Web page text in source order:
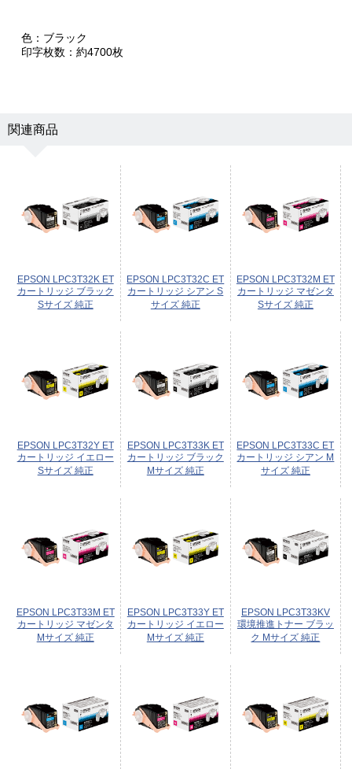
色：ブラック
印字枚数：約4700枚
関連商品
EPSON LPC3T32K ET
カートリッジ ブラック
Sサイズ 純正
EPSON LPC3T32C ET
カートリッジ シアン S
サイズ 純正
EPSON LPC3T32M ET
カートリッジ マゼンタ
Sサイズ 純正
EPSON LPC3T32Y ET
カートリッジ イエロー
Sサイズ 純正
EPSON LPC3T33K ET
カートリッジ ブラック
Mサイズ 純正
EPSON LPC3T33C ET
カートリッジ シアン M
サイズ 純正
EPSON LPC3T33M ET
カートリッジ マゼンタ
Mサイズ 純正
EPSON LPC3T33Y ET
カートリッジ イエロー
Mサイズ 純正
EPSON LPC3T33KV
環境推進トナー ブラッ
ク Mサイズ 純正